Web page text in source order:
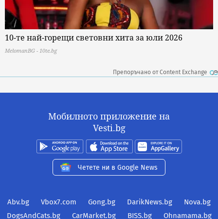
10-те най-горещи световни хита за юли 2026
MelomanBG - 10te.bg
Препоръчано от Content Exchange
Мобилното приложение на
Vesti.bg
Четете ни в Google News
Abv.bg Vbox7.com Gong.bg DarikNews.bg
Nova.bg
DogsAndCats.bg
CarMarket.bg BISS.bg Ohnamama.bg